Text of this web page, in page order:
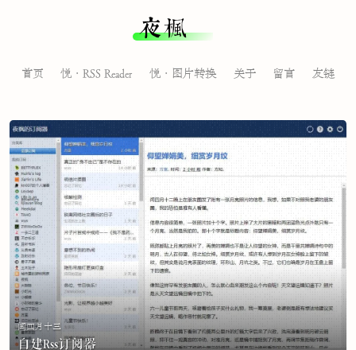
夜枫
首页 悦·RSS Reader 悦·图片转换 关于 留言 友链
闰四月十三
自建Rss订阅器